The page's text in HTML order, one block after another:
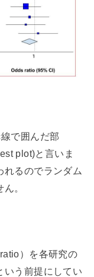
で囲んだ部
plot)と言いま
れるのでランダム
。
）を各研究の
いう前提にしてい